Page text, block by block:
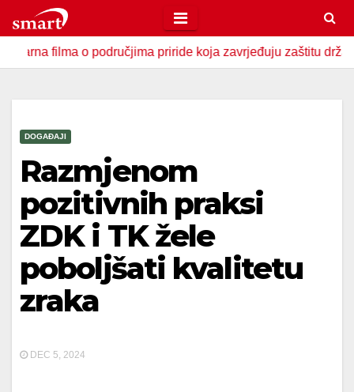
to
contento područjima priride koja zavrjeđuju zaštitu države U
DOGAĐAJI
Razmjenom
pozitivnih praksi
ZDK i TK žele
poboljšati kvalitetu
zraka
DEC 5, 2024